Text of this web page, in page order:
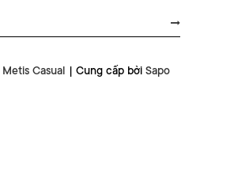
Metis Casual | Cung cấp bởi Sapo